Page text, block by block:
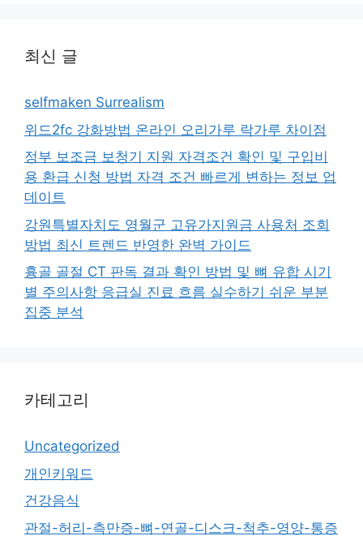
최신 글
selfmaken Surrealism
위드2fc 강화방법 온라인 오리가루 락가루 차이점
정부 보조금 보청기 지원 자격조건 확인 및 구입비
용 환급 신청 방법 자격 조건 빠르게 변하는 정보 업
데이트
강원특별자치도 영월군 고유가지원금 사용처 조회
방법 최신 트렌드 반영한 완벽 가이드
흉골 골절 CT 판독 결과 확인 방법 및 뼈 유합 시기
별 주의사항 응급실 진료 흐름 실수하기 쉬운 부분
집중 분석
카테고리
Uncategorized
개인키워드
건강음식
관절-허리-측만증-뼈-연골-디스크-척추-영양-통증